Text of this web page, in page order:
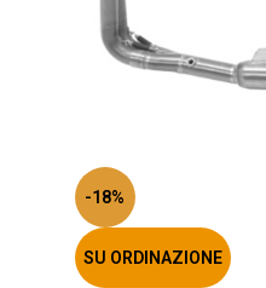
-18%
SU ORDINAZIONE